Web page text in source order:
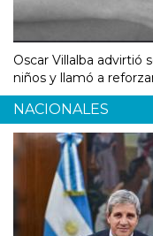
Oscar Villalba advirtió
niños y llamó a
NACIONALES